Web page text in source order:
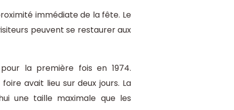
immédiate de la fête. Le
peuvent se restaurer aux
la première fois en 1974.
avait lieu sur deux jours. La
une taille maximale que les